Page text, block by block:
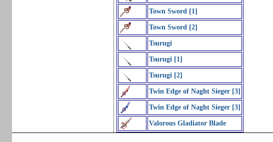
Town Sword [1]
Town Sword [2]
Tsurugi
Tsurugi [1]
Tsurugi [2]
Twin Edge of Naght Sieger [3]
Twin Edge of Naght Sieger [3]
Valorous Gladiator Blade